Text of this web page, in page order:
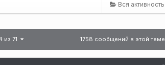
Вся активность
из 71 1758 сообщений в этой теме